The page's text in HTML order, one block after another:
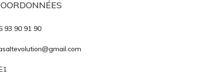
93 90 91 90